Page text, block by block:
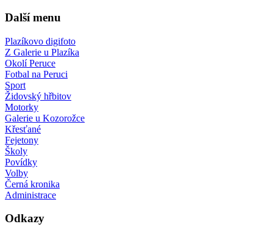
Další menu
Plazíkovo digifoto
Z Galerie u Plazíka
Okolí Peruce
Fotbal na Peruci
Sport
Židovský hřbitov
Motorky
Galerie u Kozorožce
Křesťané
Fejetony
Školy
Povídky
Volby
Černá kronika
Administrace
Odkazy